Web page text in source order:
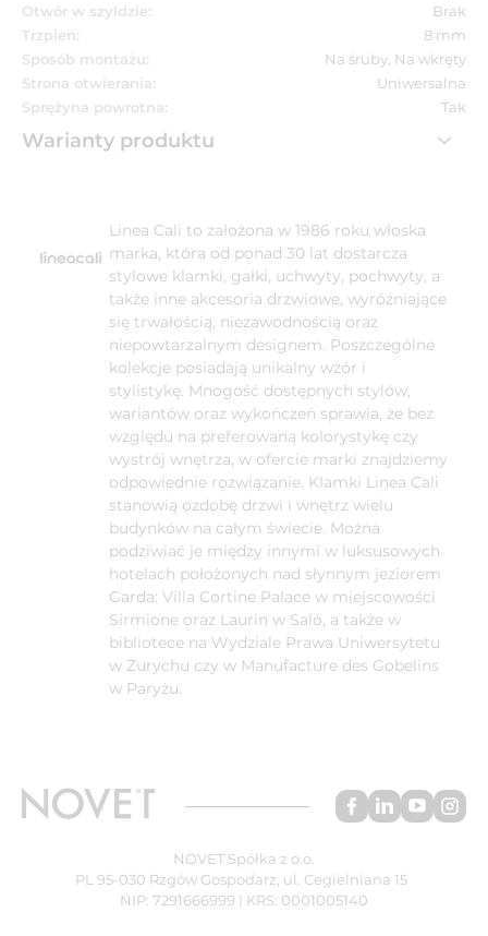
Otwór w szyldzie:
Brak
Trzpień:
8 mm
Sposób montażu:
Na śruby, Na wkręty
Strona otwierania:
Uniwersalna
Sprężyna powrotna:
Tak
Warianty produktu
Linea Cali to założona w 1986 roku włoska
marka, która od ponad 30 lat dostarcza
stylowe klamki, gałki, uchwyty, pochwyty, a
także inne akcesoria drzwiowe, wyróżniające
się trwałością, niezawodnością oraz
niepowtarzalnym designem. Poszczególne
kolekcje posiadają unikalny wzór i
stylistykę. Mnogość dostępnych stylów,
wariantów oraz wykończeń sprawia, że bez
względu na preferowaną kolorystykę czy
wystrój wnętrza, w ofercie marki znajdziemy
odpowiednie rozwiązanie. Klamki Linea Cali
stanowią ozdobę drzwi i wnętrz wielu
budynków na całym świecie. Można
podziwiać je między innymi w luksusowych
hotelach położonych nad słynnym jeziorem
Garda: Villa Cortine Palace w miejscowości
Sirmione oraz Laurin w Saló, a także w
bibliotece na Wydziale Prawa Uniwersytetu
w Zurychu czy w Manufacture des Gobelins
w Paryżu.
NOVET Spółka z o.o.
PL 95-030 Rzgów Gospodarz, ul. Cegielniana 15
NIP: 7291666999 | KRS: 0001005140